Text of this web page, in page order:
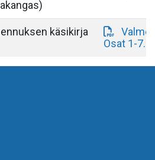
käsikirja
Osat 1-